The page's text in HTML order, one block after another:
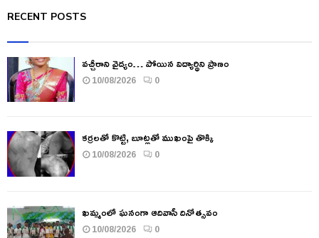
RECENT POSTS
వచ్చీరాని వైద్యం… పోయిన విద్యార్థిని ప్రాణం
10/08/2026 0
కర్రలతో కొట్టి, బూట్లతో ముఖంపై తొక్కి
10/08/2026 0
ఖమ్మంలో ఘనంగా ఆదివాసీ దినోత్సవం
10/08/2026 0